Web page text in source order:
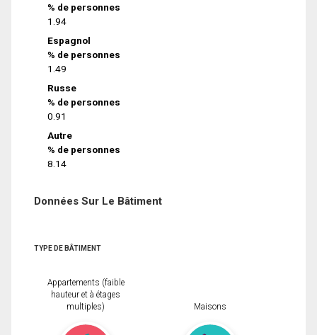
% de personnes
1.94
Espagnol
% de personnes
1.49
Russe
% de personnes
0.91
Autre
% de personnes
8.14
Données Sur Le Bâtiment
TYPE DE BÂTIMENT
Appartements (faible
hauteur et à étages
multiples)
Maisons